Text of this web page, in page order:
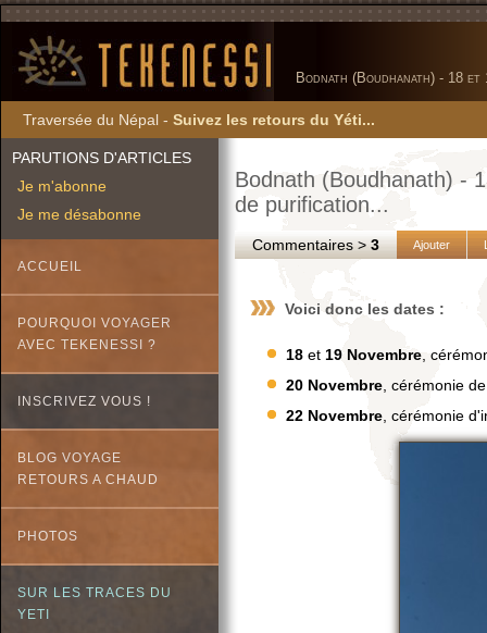
Bodnath (Boudhanath) - 18
Traversée du Népal - Suivez les retours du Yéti...
PARUTIONS D'ARTICLES
Je m'abonne
Je me désabonne
ACCUEIL
POURQUOI VOYAGER
AVEC TEKENESSI ?
INSCRIVEZ VOUS !
BLOG VOYAGE
RETOURS A CHAUD
PHOTOS
SUR LES TRACES DU
YETI
Bodnath (Boudhanath) -
de purification...
Commentaires >3 Ajouter
Voici donc les dates :
18 et 19 Novembre ,
20 Novembre , cérémonie
22 Novembre , cérémonie